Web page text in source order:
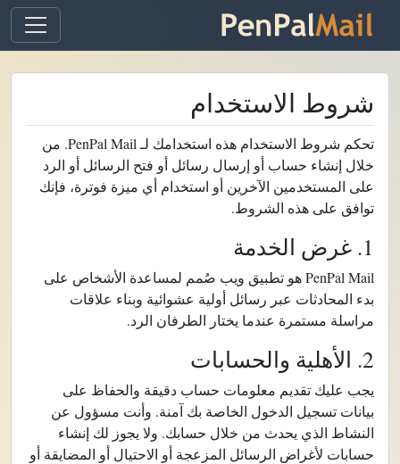
شروط الاستخدام
تحكم شروط الاستخدام هذه استخدامك لـ PenPal Mail. من
خلال إنشاء حساب أو إرسال رسائل أو فتح الرسائل أو الرد
على المستخدمين الآخرين أو استخدام أي ميزة فوترة، فإنك
توافق على هذه الشروط.
1. غرض الخدمة
PenPal Mail هو تطبيق ويب صُمم لمساعدة الأشخاص على
بدء المحادثات عبر رسائل أولية عشوائية وبناء علاقات
مراسلة مستمرة عندما يختار الطرفان الرد.
2. الأهلية والحسابات
يجب عليك تقديم معلومات حساب دقيقة والحفاظ على
بيانات تسجيل الدخول الخاصة بك آمنة. وأنت مسؤول عن
النشاط الذي يحدث من خلال حسابك. ولا يجوز لك إنشاء
حسابات لأغراض الرسائل المزعجة أو الاحتيال أو المضايقة أو